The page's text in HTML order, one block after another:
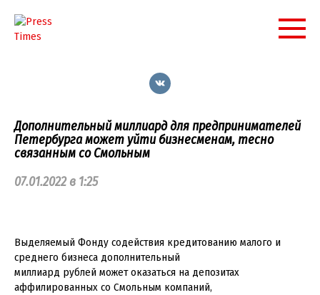
контенту
Дополнительный миллиард для предпринимателей
Петербурга может уйти бизнесменам, тесно
связанным со Смольным
07.01.2022 в 1:25
Выделяемый Фонду содействия кредитованию малого и
среднего бизнеса дополнительный
миллиард рублей может оказаться на депозитах
аффилированных со Смольным компаний,